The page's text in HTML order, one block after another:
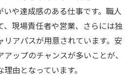
で体力負担を減らす実践方法
く活躍するコツとヒント
が実践するスキルアップ法
頼される職人になる秘訣
で長く働くためのキャリア戦
いや達成感のある仕事です。職人
、現場責任者や営業、さらには独
リアパスが用意されています。安
ップのチャンスが多いことが、
由となっています。